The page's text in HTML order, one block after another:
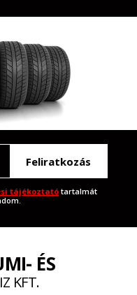
Feliratkozás
tájékoztatótartalmát
ÉS
KFT.